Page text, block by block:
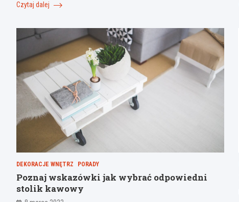
Czytaj dalej
DEKORACJE WNĘTRZ PORADY
Poznaj wskazówki jak wybrać odpowiedni
stolik kawowy